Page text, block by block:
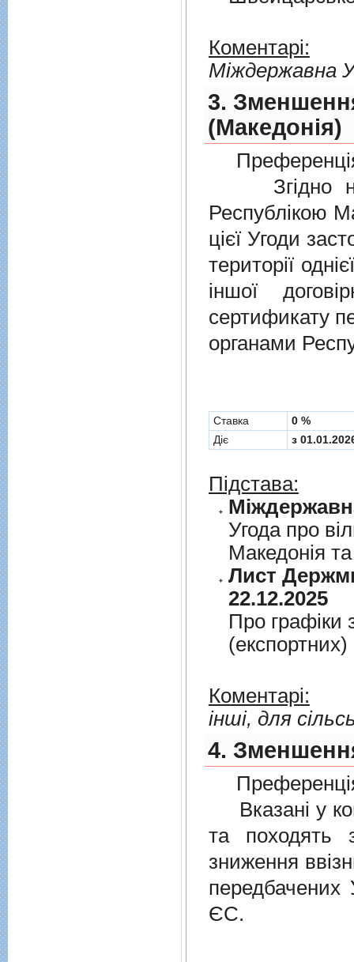
Коментарі:
Мiждержавна
3.
(Македонія)
Згідно
Республікою
цієї Угоди
території
іншої
сертификату
органами
Cтавка
0 %
Діє
з
Підстава:
Угода про
Македонiя
Лист
22.12.2025
Про графiки
Коментарі:
інші, для
4.
Вказані у
та походять
зниження
передбачених
ЄС.